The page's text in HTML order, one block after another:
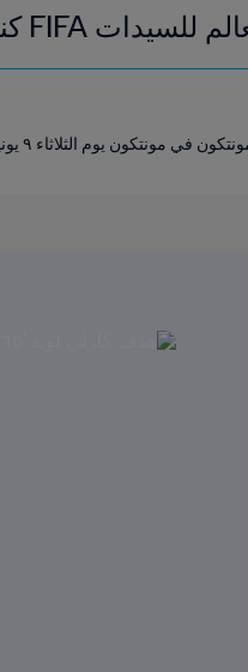
يوم الثلاثاء ٩ يونيو ٢٠١٥.